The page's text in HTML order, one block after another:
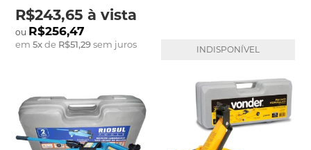
R$243,65 à vista
R$256,47
em5xde R$51,29sem juros INDISPONÍVEL